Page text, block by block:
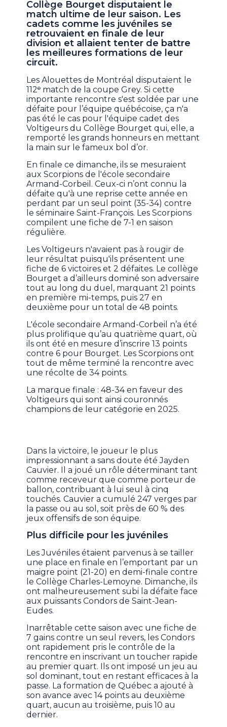
Collège Bourget disputaient le
match ultime de leur saison. Les
cadets comme les juvéniles se
retrouvaient en finale de leur
division et allaient tenter de battre
les meilleures formations de leur
circuit.
Les Alouettes de Montréal disputaient le
112ᵉ match de la coupe Grey. Si cette
importante rencontre s'est soldée par une
défaite pour l’équipe québécoise, ça n'a
pas été le cas pour l'équipe cadet des
Voltigeurs du Collège Bourget qui, elle, a
remporté les grands honneurs en mettant
la main sur le fameux bol d’or.
En finale ce dimanche, ils se mesuraient
aux Scorpions de l'école secondaire
Armand-Corbeil. Ceux-ci n’ont connu la
défaite qu'à une reprise cette année en
perdant par un seul point (35-34) contre
le séminaire Saint-François. Les Scorpions
compilent une fiche de 7-1 en saison
régulière.
Les Voltigeurs n'avaient pas à rougir de
leur résultat puisqu'ils présentent une
fiche de 6 victoires et 2 défaites. Le collège
Bourget a d’ailleurs dominé son adversaire
tout au long du duel, marquant 21 points
en première mi-temps, puis 27 en
deuxième pour un total de 48 points.
L'école secondaire Armand-Corbeil n’a été
plus prolifique qu’au quatrième quart, où
ils ont été en mesure d’inscrire 13 points
contre 6 pour Bourget. Les Scorpions ont
tout de même terminé la rencontre avec
une récolte de 34 points.
La marque finale : 48-34 en faveur des
Voltigeurs qui sont ainsi couronnés
champions de leur catégorie en 2025.
Dans la victoire, le joueur le plus
impressionnant a sans doute été Jayden
Cauvier. Il a joué un rôle déterminant tant
comme receveur que comme porteur de
ballon, contribuant à lui seul à cinq
touchés. Cauvier a cumulé 247 verges par
la passe ou au sol, soit près de 60 % des
jeux offensifs de son équipe.
Plus difficile pour les juvéniles
Les Juvéniles étaient parvenus à se tailler
une place en finale en l’emportant par un
maigre point (21-20) en demi-finale contre
le Collège Charles-Lemoyne. Dimanche, ils
ont malheureusement subi la défaite face
aux puissants Condors de Saint-Jean-
Eudes.
Inarrêtable cette saison avec une fiche de
7 gains contre un seul revers, les Condors
ont rapidement pris le contrôle de la
rencontre en inscrivant un toucher rapide
au premier quart. Ils ont imposé un jeu au
sol dominant, tout en restant efficaces à la
passe. La formation de Québec a ajouté à
son avance avec 14 points au deuxième
quart, aucun au troisième, puis 10 au
dernier.